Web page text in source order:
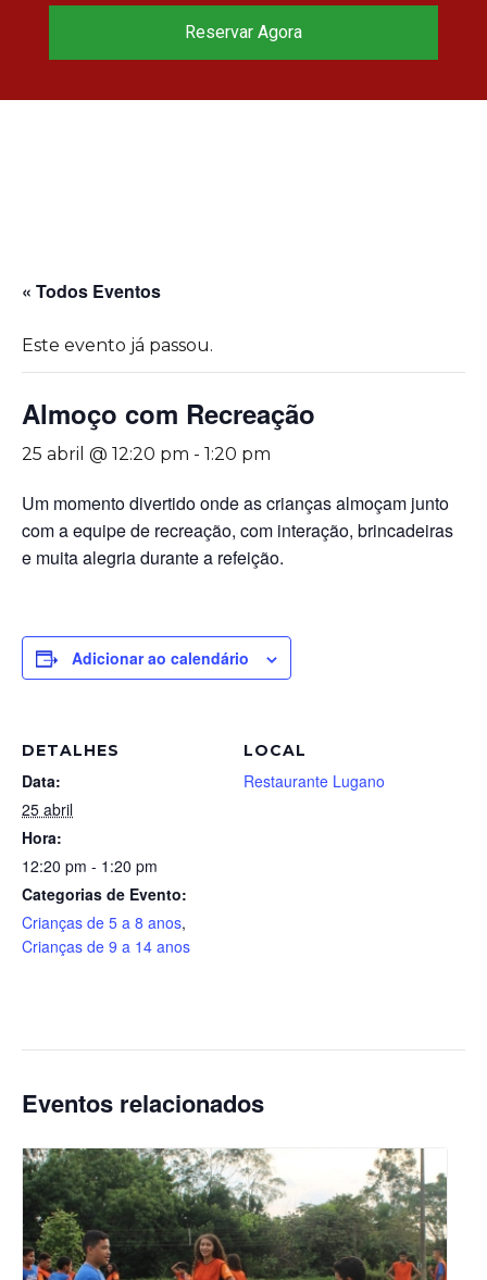
« Todos Eventos
Este evento já passou.
Almoço com Recreação
25 abril @ 12:20 pm - 1:20 pm
Um momento divertido onde as crianças almoçam junto
com a equipe de recreação, com interação, brincadeiras
e muita alegria durante a refeição.
Adicionar ao calendário
DETALHES
Data:
25 abril
Hora:
12:20 pm - 1:20 pm
Categorias de Evento:
Crianças de 5 a 8 anos,
Crianças de 9 a 14 anos
LOCAL
Restaurante Lugano
Eventos relacionados
Reservar Agora